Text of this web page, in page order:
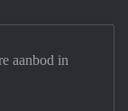
aanbod in